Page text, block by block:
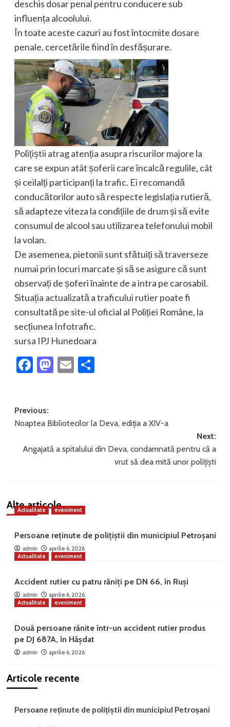
deschis dosar penal pentru conducere sub
influența alcoolului.
În toate aceste cazuri au fost întocmite dosare
penale, cercetările fiind în desfășurare.
Polițiștii atrag atenția asupra riscurilor majore la
care se expun atât șoferii care încalcă regulile, cât
și ceilalți participanți la trafic. Ei recomandă
conducătorilor auto să respecte legislația rutieră,
să adapteze viteza la condițiile de drum și să evite
consumul de alcool sau utilizarea telefonului mobil
la volan.
De asemenea, pietonii sunt sfătuiți să traverseze
numai prin locuri marcate și să se asigure că sunt
observați de șoferi înainte de a intra pe carosabil.
Situația actualizată a traficului rutier poate fi
consultată pe site-ul oficial al Poliției Române, la
secțiunea Infotrafic.
sursa IPJ Hunedoara
Facebook
Mastodon
EmailPartajează
Post
navigation
Previous:
Noaptea Bibliotecilor la Deva, ediția a XIV-a
Next:
Angajată a spitalului din Deva, condamnată pentru că a
vrut să dea mită unor polițiști
Alte articole
Actualitate eveniment
Persoane reținute de polițiștii din municipiul Petroșani
admin
aprilie 6, 2026
Actualitate
eveniment
Accident rutier cu patru răniți pe DN 66, în Ruși
admin
aprilie 6, 2026
Actualitate
eveniment
Două persoane rănite într-un accident rutier produs
pe DJ 687A, în Hășdat
admin aprilie 6, 2026
Articole recente
Persoane reținute de polițiștii din municipiul Petroșani